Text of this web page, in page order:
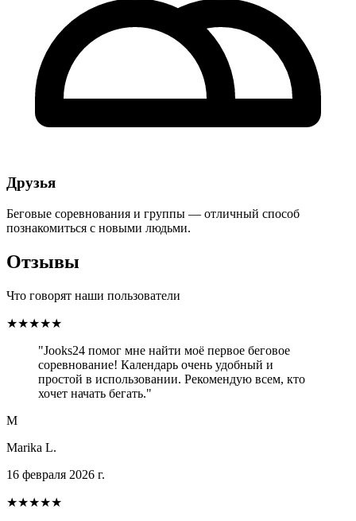
Друзья
Беговые соревнования и группы — отличный способ
познакомиться с новыми людьми.
Отзывы
Что говорят наши пользователи
★★★★★
"Jooks24 помог мне найти моё первое беговое
соревнование! Календарь очень удобный и
простой в использовании. Рекомендую всем, кто
хочет начать бегать."
M
Marika L.
16 февраля 2026 г.
★★★★★